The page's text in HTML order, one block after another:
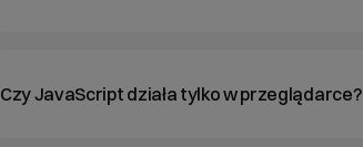
Czy JavaScript działa tylko w przeglądarce?